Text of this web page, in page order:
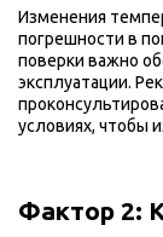
Изменения
погрешности в
поверки важно
эксплуатации.
условиях, чтобы
Фактор 2: